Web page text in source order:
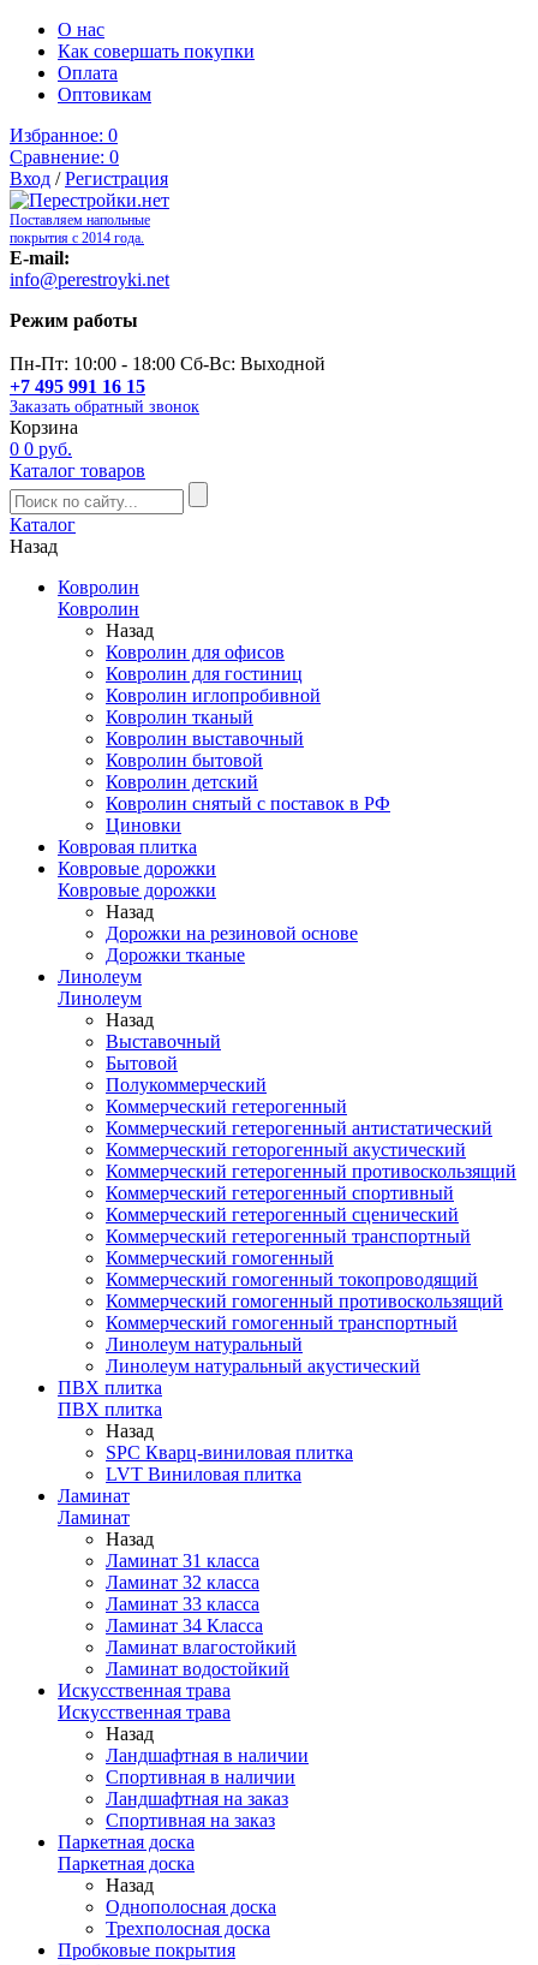
О нас
Как совершать покупки
Оплата
Оптовикам
Избранное: 0
Сравнение: 0
Вход /Регистрация
Поставляем напольные
покрытия с 2014 года.
E-mail:
info@perestroyki.net
Режим работы
Пн-Пт: 10:00 - 18:00 Сб-Вс: Выходной
+7 495 991 16 15
Заказать обратный звонок
Корзина
0 0 руб.
Каталог товаров
Каталог
Назад
Ковролин
Ковролин
Назад
Ковролин для офисов
Ковролин для гостиниц
Ковролин иглопробивной
Ковролин тканый
Ковролин выставочный
Ковролин бытовой
Ковролин детский
Ковролин снятый с поставок в РФ
Циновки
Ковровая плитка
Ковровые дорожки
Ковровые дорожки
Назад
Дорожки на резиновой основе
Дорожки тканые
Линолеум
Линолеум
Назад
Выставочный
Бытовой
Полукоммерческий
Коммерческий гетерогенный
Коммерческий гетерогенный антистатический
Коммерческий геторогенный акустический
Коммерческий гетерогенный противоскользящий
Коммерческий гетерогенный спортивный
Коммерческий гетерогенный сценический
Коммерческий гетерогенный транспортный
Коммерческий гомогенный
Коммерческий гомогенный токопроводящий
Коммерческий гомогенный противоскользящий
Коммерческий гомогенный транспортный
Линолеум натуральный
Линолеум натуральный акустический
ПВХ плитка
ПВХ плитка
Назад
SPC Кварц-виниловая плитка
LVT Виниловая плитка
Ламинат
Ламинат
Назад
Ламинат 31 класса
Ламинат 32 класса
Ламинат 33 класса
Ламинат 34 Класса
Ламинат влагостойкий
Ламинат водостойкий
Искусственная трава
Искусственная трава
Назад
Ландшафтная в наличии
Спортивная в наличии
Ландшафтная на заказ
Спортивная на заказ
Паркетная доска
Паркетная доска
Назад
Однополосная доска
Трехполосная доска
Пробковые покрытия